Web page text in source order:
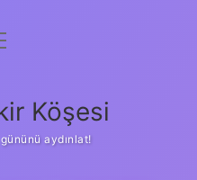
Köşesi
aydınlat!